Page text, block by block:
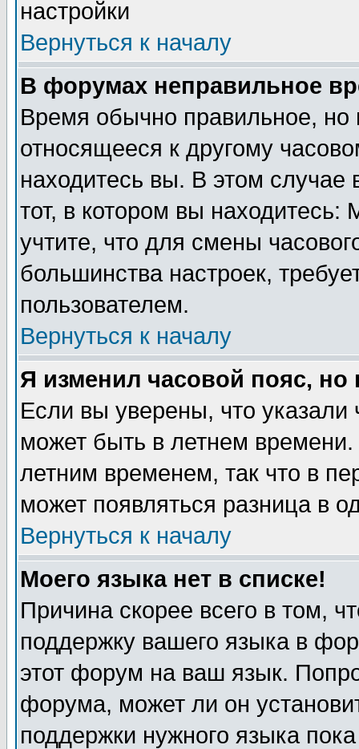
настройки
Вернуться к началу
В форумах неправильное
Время обычно правильное,
относящееся к другому
находитесь вы. В этом
тот, в котором вы
учтите, что для смены
большинства настроек,
пользователем.
Вернуться к началу
Я изменил часовой пояс,
Если вы уверены, что указали
может быть в летнем
летним временем, так что в
может появляться разница в
Вернуться к началу
Моего языка нет в списке!
Причина скорее всего в том,
поддержку вашего языка в
этот форум на ваш язык.
форума, может ли он
поддержки нужного языка